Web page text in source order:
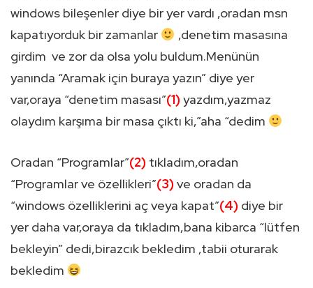
windows bileşenler diye bir yer vardı ,oradan msn
kapatıyorduk bir zamanlar
,denetim masasına
girdim ve zor da olsa yolu buldum.Menünün
yanında “Aramak için buraya yazın” diye yer
var,oraya “denetim masası”(1) yazdım,yazmaz
olaydım karşıma bir masa çıktı ki,”aha “dedim
Oradan “Programlar”(2) tıkladım,oradan
“Programlar ve özellikleri”(3) ve oradan da
“windows özelliklerini aç veya kapat”(4) diye bir
yer daha var,oraya da tıkladım,bana kibarca “lütfen
bekleyin” dedi,birazcık bekledim ,tabii oturarak
bekledim